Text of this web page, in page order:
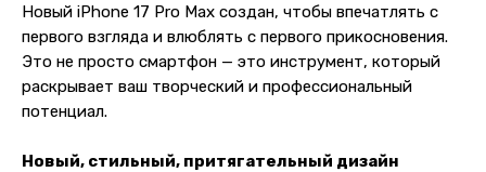
Новый iPhone 17 Pro Max создан, чтобы впечатлять с
первого взгляда и влюблять с первого прикосновения.
Это не просто смартфон — это инструмент, который
раскрывает ваш творческий и профессиональный
потенциал.
Новый, стильный, притягательный дизайн